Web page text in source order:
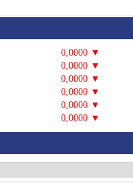
0,0000 ▼
0,0000 ▼
0,0000 ▼
0,0000 ▼
0,0000 ▼
0,0000 ▼